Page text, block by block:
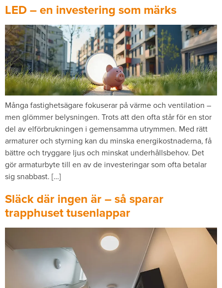
LED – en investering som märks
Många fastighetsägare fokuserar på värme och ventilation –
men glömmer belysningen. Trots att den ofta står för en stor
del av elförbrukningen i gemensamma utrymmen. Med rätt
armaturer och styrning kan du minska energikostnaderna, få
bättre och tryggare ljus och minskat underhållsbehov. Det
gör armaturbyte till en av de investeringar som ofta betalar
sig snabbast. […]
Släck där ingen är – så sparar
trapphuset tusenlappar